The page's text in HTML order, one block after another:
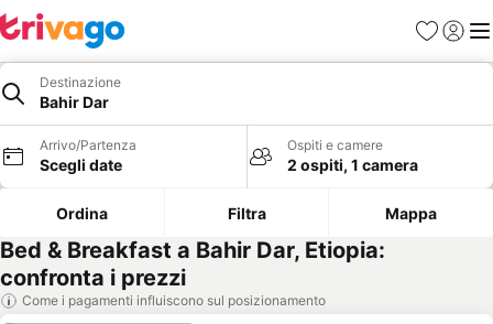
PreferitiAccedi
Destinazione
Bahir Dar
Arrivo/Partenza
Scegli date
Ospiti e camere
2 ospiti, 1 camera
Ordina Filtra Mappa
Bed & Breakfast a Bahir Dar, Etiopia:
confronta i prezzi
Come i pagamenti influiscono sul posizionamento